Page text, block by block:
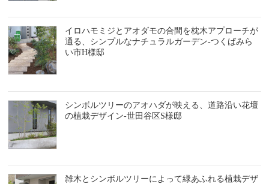
イロハモミジとアオダモの合間を枕木アプローチが
通る、シンプルなナチュラルガーデン-つくばみら
い市H様邸
シンボルツリーのアオハダが映える、道路沿い花壇
の植栽デザイン-世田谷区S様邸
雑木とシンボルツリーによって緑あふれる植栽デザ